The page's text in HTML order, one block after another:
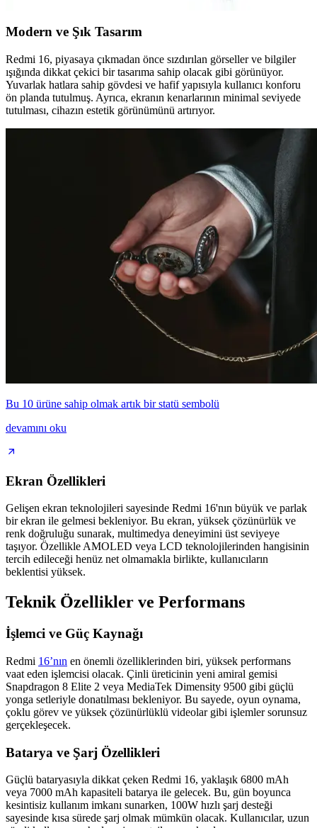
Modern ve Şık Tasarım
Redmi 16, piyasaya çıkmadan önce sızdırılan görseller ve bilgiler
ışığında dikkat çekici bir tasarıma sahip olacak gibi görünüyor.
Yuvarlak hatlara sahip gövdesi ve hafif yapısıyla kullanıcı konforu
ön planda tutulmuş. Ayrıca, ekranın kenarlarının minimal seviyede
tutulması, cihazın estetik görünümünü artırıyor.
Bu 10 ürüne sahip olmak artık bir statü sembolü
devamını oku
Ekran Özellikleri
Gelişen ekran teknolojileri sayesinde Redmi 16'nın büyük ve parlak
bir ekran ile gelmesi bekleniyor. Bu ekran, yüksek çözünürlük ve
renk doğruluğu sunarak, multimedya deneyimini üst seviyeye
taşıyor. Özellikle AMOLED veya LCD teknolojilerinden hangisinin
tercih edileceği henüz net olmamakla birlikte, kullanıcıların
beklentisi yüksek.
Teknik Özellikler ve Performans
İşlemci ve Güç Kaynağı
Redmi 16’nın en önemli özelliklerinden biri, yüksek performans
vaat eden işlemcisi olacak. Çinli üreticinin yeni amiral gemisi
Snapdragon 8 Elite 2 veya MediaTek Dimensity 9500 gibi güçlü
yonga setleriyle donatılması bekleniyor. Bu sayede, oyun oynama,
çoklu görev ve yüksek çözünürlüklü videolar gibi işlemler sorunsuz
gerçekleşecek.
Batarya ve Şarj Özellikleri
Güçlü bataryasıyla dikkat çeken Redmi 16, yaklaşık 6800 mAh
veya 7000 mAh kapasiteli batarya ile gelecek. Bu, gün boyunca
kesintisiz kullanım imkanı sunarken, 100W hızlı şarj desteği
sayesinde kısa sürede şarj olmak mümkün olacak. Kullanıcılar, uzun